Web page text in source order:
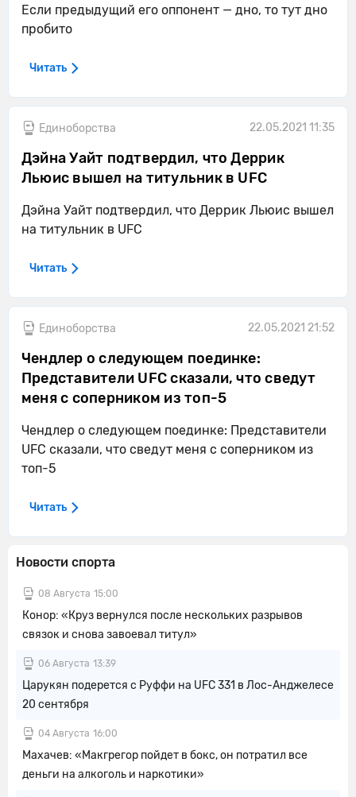
Новости спорта
08 Августа 15:00
Конор: «Круз вернулся после нескольких разрывов
связок и снова завоевал титул»
06 Августа 13:39
Царукян подерется с Руффи на UFC 331 в Лос-Анджелесе
20 сентября
04 Августа 16:00
Махачев: «Макгрегор пойдет в бокс, он потратил все
деньги на алкоголь и наркотики»
Если предыдущий его оппонент — дно, то тут дно
пробито
Читать
Единоборства 22.05.2021 11:35
Дэйна Уайт подтвердил, что Деррик
Льюис вышел на титульник в UFC
Дэйна Уайт подтвердил, что Деррик Льюис вышел
на титульник в UFC
Читать
Единоборства 22.05.2021 21:52
Чендлер о следующем поединке:
Представители UFC сказали, что сведут
меня с соперником из топ-5
Чендлер о следующем поединке: Представители
UFC сказали, что сведут меня с соперником из
топ-5
Читать